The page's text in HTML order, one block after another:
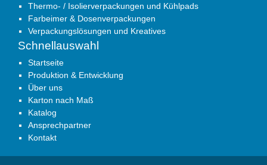
Thermo- / Isolierverpackungen und Kühlpads
Farbeimer & Dosenverpackungen
Verpackungslösungen und Kreatives
Schnellauswahl
Startseite
Produktion & Entwicklung
Über uns
Karton nach Maß
Katalog
Ansprechpartner
Kontakt